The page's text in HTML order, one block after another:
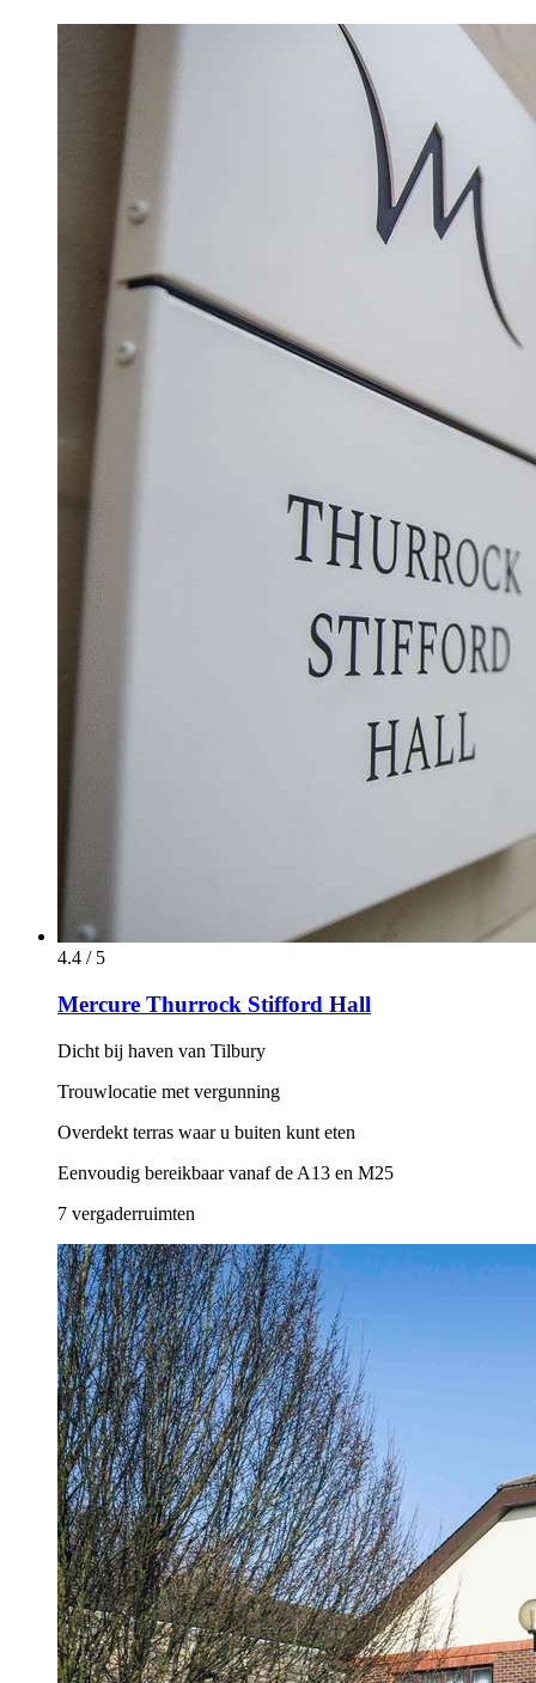
4.4 / 5
Mercure Thurrock Stifford Hall
Dicht bij haven van Tilbury
Trouwlocatie met vergunning
Overdekt terras waar u buiten kunt eten
Eenvoudig bereikbaar vanaf de A13 en M25
7 vergaderruimten